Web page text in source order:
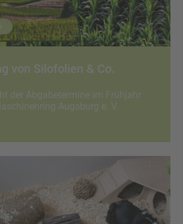
von Silofolien & Co.
der Abgabetermine im Frühjahr
Augsburg e. V.